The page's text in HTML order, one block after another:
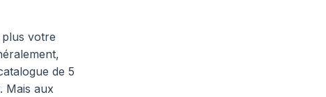
votre
de 5
Mais aux